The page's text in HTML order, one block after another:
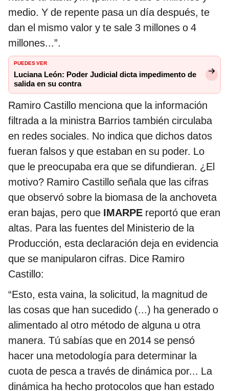
medio. Y de repente pasa un día después, te
dan el mismo valor y te sale 3 millones o 4
millones...”.
PUEDES VER
Luciana León: Poder Judicial dicta impedimento de
salida en su contra
Ramiro Castillo menciona que la información
filtrada a la ministra Barrios también circulaba
en redes sociales. No indica que dichos datos
fueran falsos y que estaban en su poder. Lo
que le preocupaba era que se difundieran. ¿El
motivo? Ramiro Castillo señala que las cifras
que observó sobre la biomasa de la anchoveta
eran bajas, pero que IMARPE reportó que eran
altas. Para las fuentes del Ministerio de la
Producción, esta declaración deja en evidencia
que se manipularon cifras. Dice Ramiro
Castillo:
“Esto, esta vaina, la solicitud, la magnitud de
las cosas que han sucedido (...) ha generado o
alimentado al otro método de alguna u otra
manera. Tú sabías que en 2014 se pensó
hacer una metodología para determinar la
cuota de pesca a través de dinámica por... La
dinámica ha hecho protocolos que han estado